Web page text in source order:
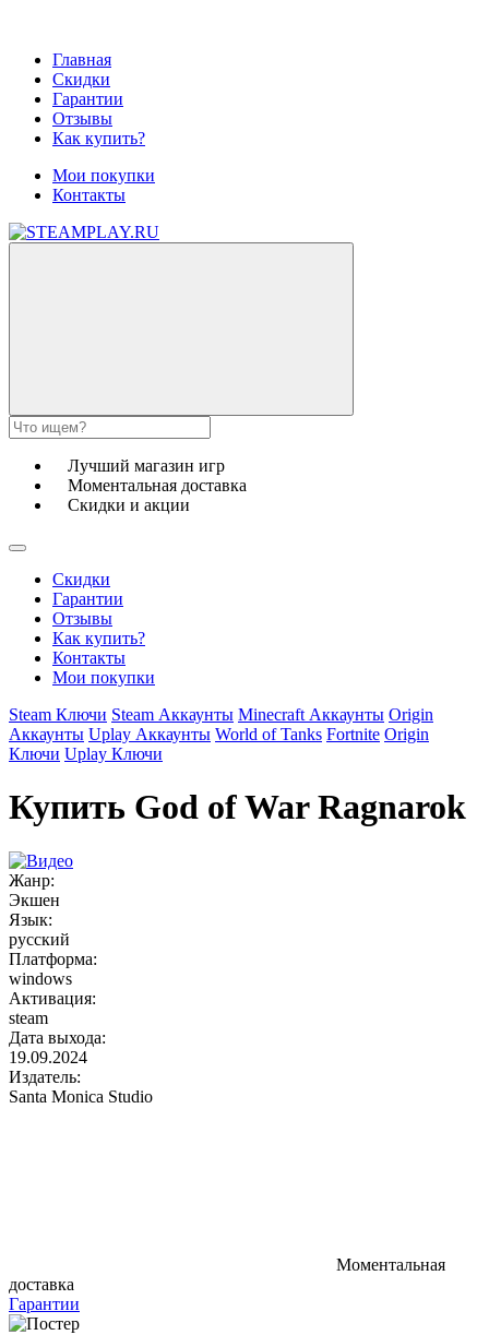
Главная
Скидки
Гарантии
Отзывы
Как купить?
Мои покупки
Контакты
Лучший магазин игр
Моментальная доставка
Скидки и акции
Скидки
Гарантии
Отзывы
Как купить?
Контакты
Мои покупки
Steam Ключи Steam Аккаунты Minecraft Аккаунты Origin
Аккаунты Uplay Аккаунты World of Tanks Fortnite Origin
Ключи Uplay Ключи
Купить God of War Ragnarok
Жанр:
Экшен
Язык:
русский
Платформа:
windows
Активация:
steam
Дата выхода:
19.09.2024
Издатель:
Santa Monica Studio
Моментальная
доставка
Гарантии